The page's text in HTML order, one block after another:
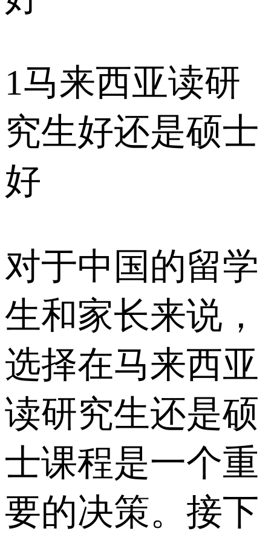
1马来西亚读研
究生好还是硕士
好
对于中国的留学
生和家长来说，
选择在马来西亚
读研究生还是硕
士课程是一个重
要的决策。接下